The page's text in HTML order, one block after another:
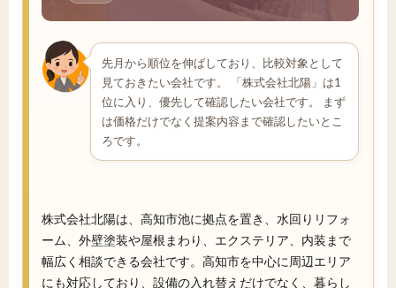
先月から順位を伸ばしており、比較対象として
見ておきたい会社です。 「株式会社北陽」は1
位に入り、優先して確認したい会社です。 まず
は価格だけでなく提案内容まで確認したいとこ
ろです。
株式会社北陽は、高知市池に拠点を置き、水回りリフォ
ーム、外壁塗装や屋根まわり、エクステリア、内装まで
幅広く相談できる会社です。高知市を中心に周辺エリア
にも対応しており、設備の入れ替えだけでなく、暮らし